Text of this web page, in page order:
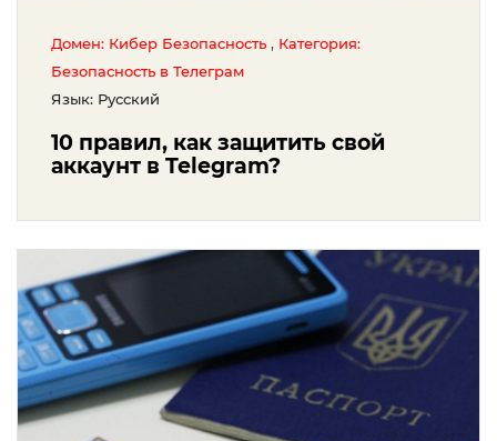
Домен: Кибер Безопасность , Категория:
Безопасность в Телеграм
Язык: Русский
10 правил, как защитить свой
аккаунт в Telegram?